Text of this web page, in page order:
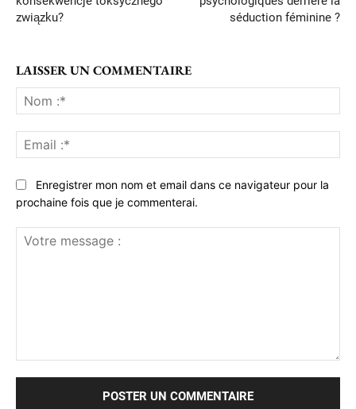
związku?
séduction féminine ?
LAISSER UN COMMENTAIRE
:*
:*
Enregistrer mon nom et email dans ce navigateur pour la
prochaine fois que je commenterai.